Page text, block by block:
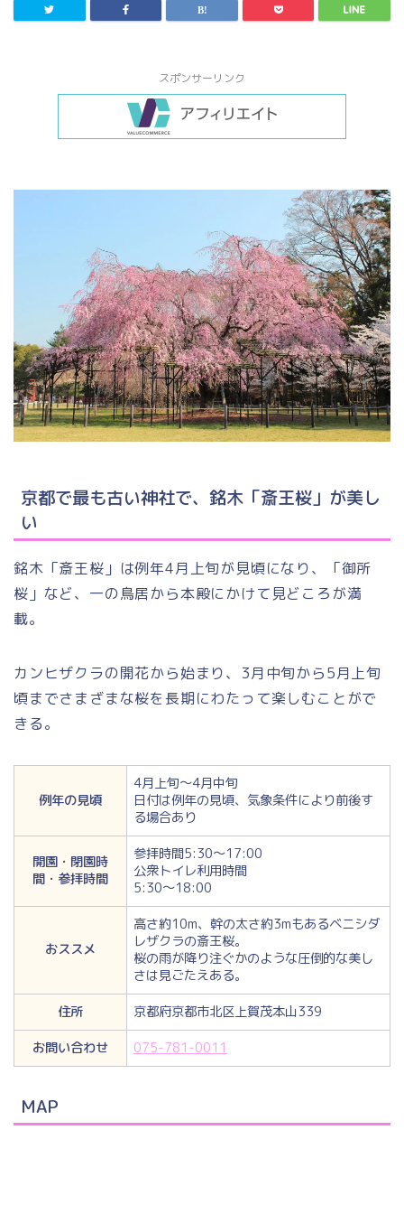
スポンサーリンク
京都で最も古い神社で、銘木「斎王桜」が美し
い
銘木「斎王桜」は例年4月上旬が見頃になり、「御所
桜」など、一の鳥居から本殿にかけて見どころが満
載。
カンヒザクラの開花から始まり、3月中旬から5月上旬
頃までさまざまな桜を長期にわたって楽しむことがで
きる。
例年の見頃
4月上旬～4月中旬
日付は例年の見頃、気象条件により前後す
る場合あり
開園・閉園時
間・参拝時間
参拝時間5:30～17:00
公衆トイレ利用時間
5:30～18:00
おススメ
高さ約10m、幹の太さ約3mもあるベニシダ
レザクラの斎王桜。
桜の雨が降り注ぐかのような圧倒的な美し
さは見ごたえある。
住所
京都府京都市北区上賀茂本山339
お問い合わせ
075-781-0011
MAP